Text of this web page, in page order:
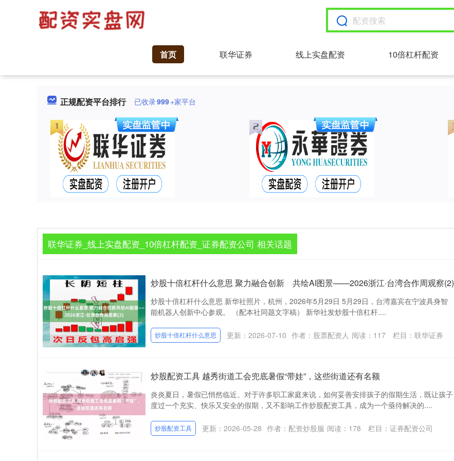
首页 联华证券 线上实盘配资 10倍杠杆配资
正规配资平台排行 已收录999+家平台
联华证券_线上实盘配资_10倍杠杆配资_证券配资公司 相关话题
炒股十倍杠杆什么意思 聚力融合创新 共绘AI图景——2026浙江·台湾合作周观察(2)
炒股十倍杠杆什么意思 新华社照片，杭州，2026年5月29日 5月29日，台湾嘉宾在宁波具身智
能机器人创新中心参观。 （配本社同题文字稿） 新华社发炒股十倍杠杆....
炒股十倍杠杆什么意思 更新：2026-07-10 作者：股票配资人 阅读： 117 栏目： 联华证券
炒股配资工具 越秀街道工会兜底暑假“带娃”，这些街道还有名额
炎炎夏日，暑假已悄然临近。对于许多职工家庭来说，如何妥善安排孩子的假期生活，既让孩子
度过一个充实、快乐又安全的假期，又不影响工作炒股配资工具，成为一个亟待解决的....
炒股配资工具 更新：2026-05-28 作者：配资炒股服 阅读： 178 栏目： 证券配资公司